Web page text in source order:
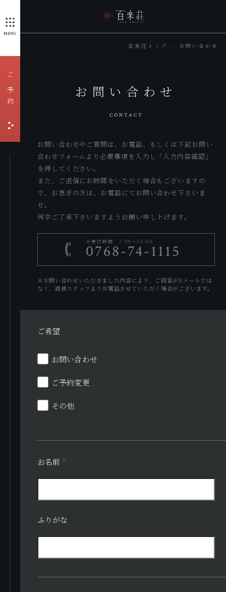
百楽荘トップ お問い合わせ
お問い合わせ
CONTACT
お問い合わせやご質問は、お電話、もしくは下記お問い
合わせフォームより必要事項を入力し「入力内容確認」
を押してください。
また、ご返信にお時間をいただく場合もございますの
で、お急ぎの方は、お電話にてお問い合わせ下さいま
せ。
何卒ご了承下さいますようお願い申し上げます。
＊受付時間 7:00～24:00
0768-74-1115
※お問い合わせいただきました内容により、ご回答がEメールでは
なく、直接スタッフよりお電話させていただく場合がございます。
ご希望
お問い合わせ
ご予約変更
その他
お名前 ※
ふりがな
MENU
ご予約